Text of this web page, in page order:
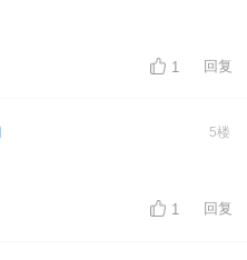
1 回复
5楼
1 回复